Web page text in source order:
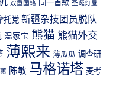
双重国籍 同一首歌 圣诞灯屋
托党 新疆杂技团员脱队
温家宝 熊猫 熊猫外交
薄熙来 薄瓜瓜 调查研
陈敏 马格诺塔 麦考